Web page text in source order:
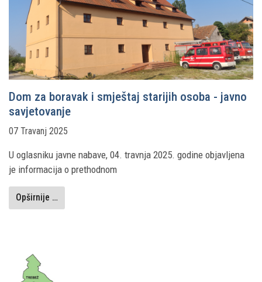
Dom za boravak i smještaj starijih osoba - javno
savjetovanje
07 Travanj 2025
U oglasniku javne nabave, 04. travnja 2025. godine objavljena
je informacija o prethodnom
Opširnije …